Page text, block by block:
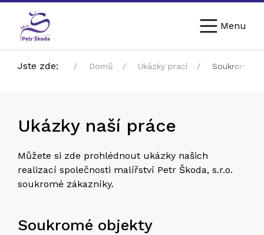
Menu
Jste zde: Domů Ukázky prací Soukromý
Ukázky naší práce
Můžete si zde prohlédnout ukázky našich
realizací společnosti malířství Petr Škoda, s.r.o.
soukromé zákazníky.
Soukromé objekty